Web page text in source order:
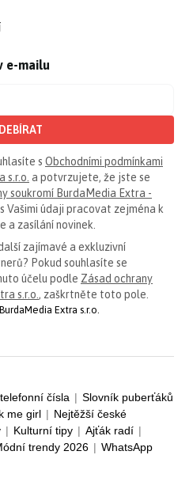
e-mailu
s Obchodními podmínkami
s.r.o. a potvrzujete, že jste se
soukromí BurdaMedia Extra -
Vašimi údaji pracovat zejména k
a zasílání novinek.
zajímavé a exkluzivní
Pokud souhlasíte se
účelu podle Zásad ochrany
s.r.o., zaškrtněte toto pole.
Extra s.r.o.
čísla | Slovník puberťáků
me girl | Nejtěžší české
| Kulturní tipy | Ajťák radí |
trendy 2026 | WhatsApp